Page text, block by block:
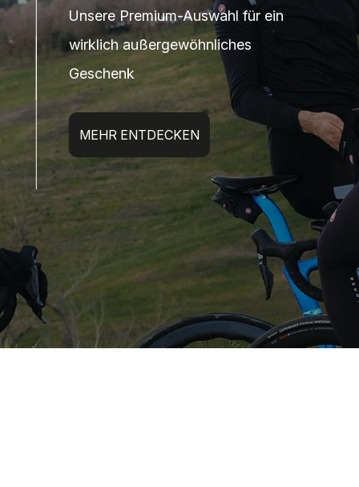
Unsere Premium-Auswahl für ein
wirklich außergewöhnliches
Geschenk
MEHR ENTDECKEN